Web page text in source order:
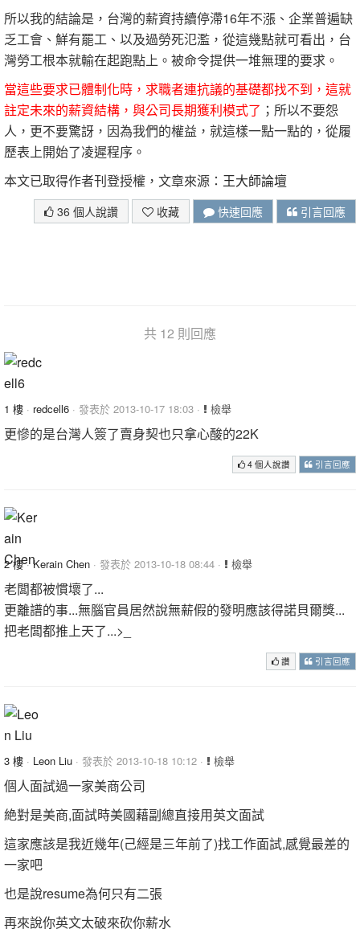
所以我的結論是，台灣的薪資持續停滯16年不漲、企業普遍缺
乏工會、鮮有罷工、以及過勞死氾濫，從這幾點就可看出，台
灣勞工根本就輸在起跑點上。被命令提供一堆無理的要求。
當這些要求已體制化時，求職者連抗議的基礎都找不到，這就
註定未來的薪資結構，與公司長期獲利模式了 ；所以不要怨
人，更不要驚訝，因為我們的權益，就這樣一點一點的，從履
歷表上開始了凌遲程序。
本文已取得作者刊登授權，文章來源： 王大師論壇
36 個人說讚 收藏 快速回應 引言回應
共 12 則回應
1 樓 · redcell6 · 發表於 2013-10-17 18:03 · 檢舉
更慘的是台灣人簽了賣身契也只拿心酸的22K
4 個人說讚 引言回應
2 樓·Kerain Chen · 發表於 2013-10-18 08:44 · 檢舉
老闆都被慣壞了...
更離譜的事...無腦官員居然說無薪假的發明應該得諾貝爾獎...
把老闆都推上天了...>_
讚 引言回應
3 樓 · Leon Liu · 發表於 2013-10-18 10:12 · 檢舉
個人面試過一家美商公司
絶對是美商,面試時美國藉副總直接用英文面試
這家應該是我近幾年(己經是三年前了)找工作面試,感覺最差的
一家吧
也是說resume為何只有二張
再來說你英文太破來砍你薪水